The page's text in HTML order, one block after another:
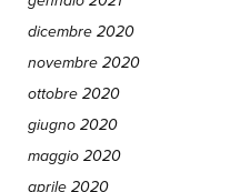
dicembre 2020
novembre 2020
ottobre 2020
giugno 2020
maggio 2020
aprile 2020